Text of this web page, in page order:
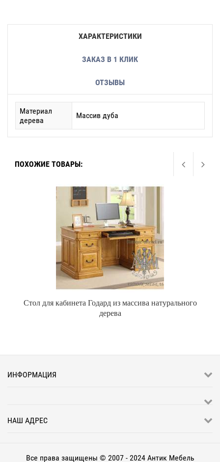
ХАРАКТЕРИСТИКИ
ЗАКАЗ В 1 КЛИК
ОТЗЫВЫ
Материал
дерева
Массив дуба
ПОХОЖИЕ ТОВАРЫ:
Стол для кабинета Годард из массива натурального
дерева
ИНФОРМАЦИЯ
НАШ АДРЕС
Все права защищены © 2007 - 2024 Антик Мебель